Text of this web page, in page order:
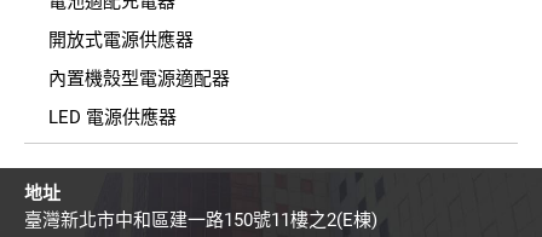
開放式電源供應器
內置機殼型電源適配器
LED 電源供應器
地址
臺灣新北市中和區建一路150號11樓之2(E棟)